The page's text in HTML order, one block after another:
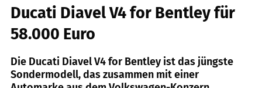
Ducati Diavel V4 for Bentley für
58.000 Euro
Die Ducati Diavel V4 for Bentley ist das jüngste
Sondermodell, das zusammen mit einer